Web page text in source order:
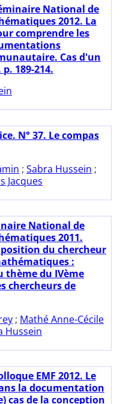
National de
2012. La
comprendre les
Cas d'un
189-214.
N° 37. Le compas
; Sabra Hussein ;
Jacques
National de
2011.
du chercheur
:
thème du IVème
chercheurs de
; Mathé Anne-Cécile
Hussein
EMF 2012. Le
la documentation
cas de la conception